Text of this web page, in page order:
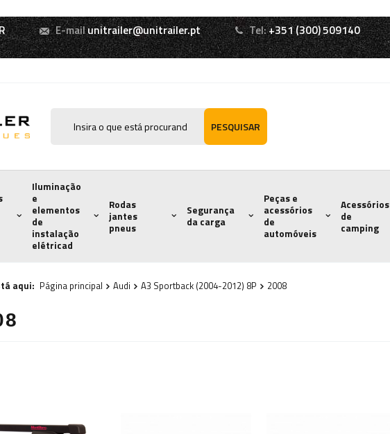
E-mailunitrailer@unitrailer.pt Tel:+351 (300) 509140
PESQUISAR
Iluminação
e
elementos
de
instalação
elétricad
Rodas
jantes
pneus
Segurança
da carga
Peças e
acessórios
de
automóveis
Acessórios
de
camping
aqui: Página principal Audi A3 Sportback (2004-2012) 8P 2008